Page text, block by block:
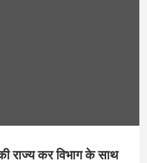
राज्य कर विभाग के साथ